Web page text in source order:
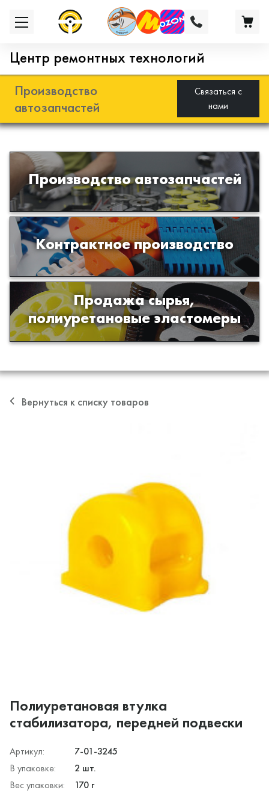
Центр ремонтных технологий
Производство
автозапчастей
Связаться с
нами
Производство автозапчастей
Разработка и производство деталей
из эластомеров для подвески
автомобиля
Контрактное производство
Производство изделий из пластиков
и полимеров по образцам либо
чертежам заказчика
Продажа сырья,
полиуретановые эластомеры
Продажа сырья для производства
изделий из полиуретана
Вернуться к списку товаров
Полиуретановая втулка
стабилизатора, передней подвески
Артикул:
7-01-3245
В упаковке:
2 шт.
Вес упаковки:
170 г